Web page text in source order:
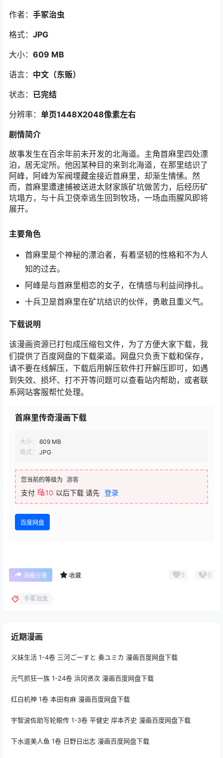
作者： 手冢治虫
格式： JPG
大小： 609 MB
语言： 中文（东贩）
状态： 已完结
分辨率： 单页1448X2048像素左右
剧情简介
故事发生在百余年前未开发的北海道。主角首麻里四处漂
泊，居无定所。他因某种目的来到北海道，在那里结识了
阿峰，阿峰为军阀埋藏金接近首麻里，却渐生情愫。然
而，首麻里遭逮捕被送进太财家族矿坑做苦力，后经历矿
坑塌方，与十兵卫侥幸逃生回到牧场，一场血雨腥风即将
展开。
主要角色
首麻里是个神秘的漂泊者，有着坚韧的性格和不为人
知的过去。
阿峰是与首麻里相恋的女子，在情感与利益间挣扎。
十兵卫是首麻里在矿坑结识的伙伴，勇敢且重义气。
下载说明
该漫画资源已打包成压缩包文件，为了方便大家下载，我
们提供了百度网盘的下载渠道。网盘只负责下载和保存，
请不要在线解压，下载后用解压软件打开解压即可，如遇
到失效、损坏、打不开等问题可以查看站内帮助，或者联
系网站客服帮忙处理。
首麻里传奇漫画下载
大小：
609 MB
格式：
JPG
您当前的等级为 游客
支付 10 以后下载 请先 登录
百度网盘
海报分享 收藏 0 0
手冢治虫
近期漫画
义妹生活 1-4卷 三河ごーすと 奏ユミカ 漫画百度网盘下载
元气抓狂一族 1-24卷 浜冈贤次 漫画百度网盘下载
红白机神 1卷 本田有麻 漫画百度网盘下载
宇智波佐助写轮眼传 1-3卷 平健史 岸本齐史 漫画百度网盘下载
下水道美人鱼 1卷 日野日出志 漫画百度网盘下载